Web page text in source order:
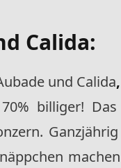
Calida:
und Calida,
billiger! Das
Ganzjährig
machen